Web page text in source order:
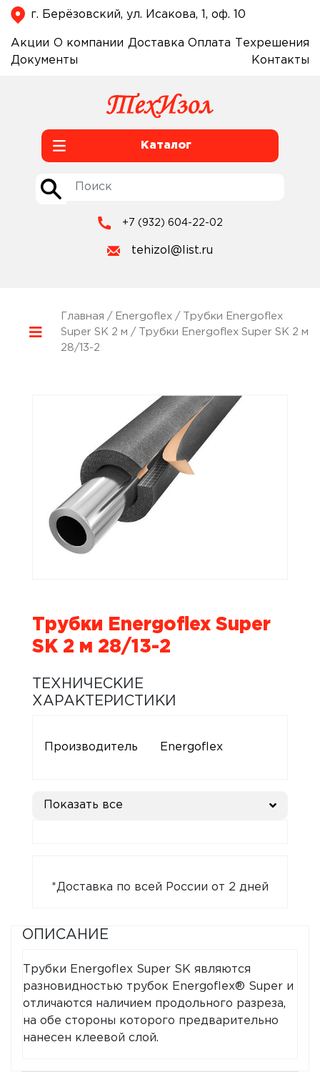
г. Берёзовский, ул. Исакова, 1, оф. 10
Акции О компании Доставка Оплата
Техрешения
Документы
Контакты
Каталог
+7 (932) 604-22-02
tehizol@list.ru
Главная / Energoflex/
Трубки Energoflex
Super SK 2 м / Трубки Energoflex Super SK 2 м
28/13-2
Трубки Energoflex Super
SK 2 м 28/13-2
ТЕХНИЧЕСКИЕ
ХАРАКТЕРИСТИКИ
Производитель Energoflex
Показать все
*Доставка по всей России от 2 дней
ОПИСАНИЕ
Трубки Energoflex Super SK являются
разновидностью трубок Energoflex® Super и
отличаются наличием продольного разреза,
на обе стороны которого предварительно
нанесен клеевой слой.